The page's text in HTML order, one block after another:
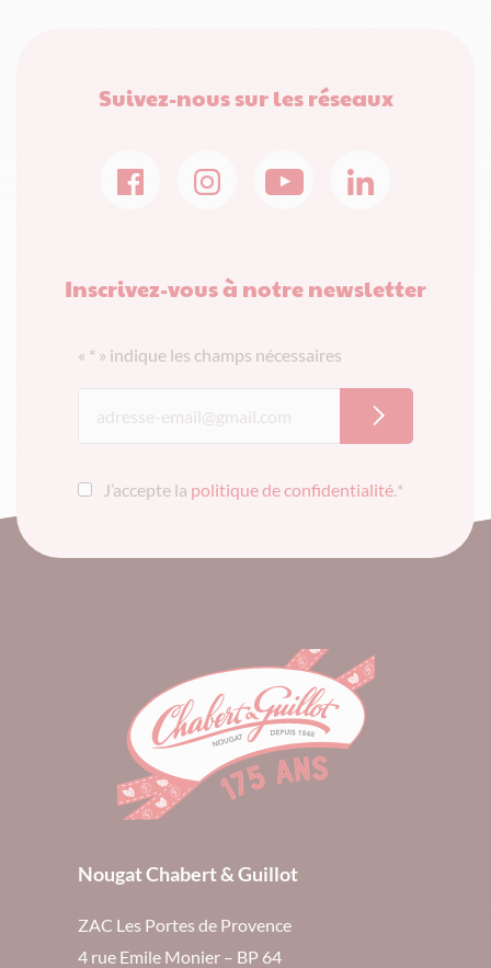
Suivez-nous sur les réseaux
Inscrivez-vous à notre newsletter
« * » indique les champs nécessaires
J’accepte la politique de confidentialité.*
Nougat Chabert & Guillot
ZAC Les Portes de Provence
4 rue Emile Monier – BP 64